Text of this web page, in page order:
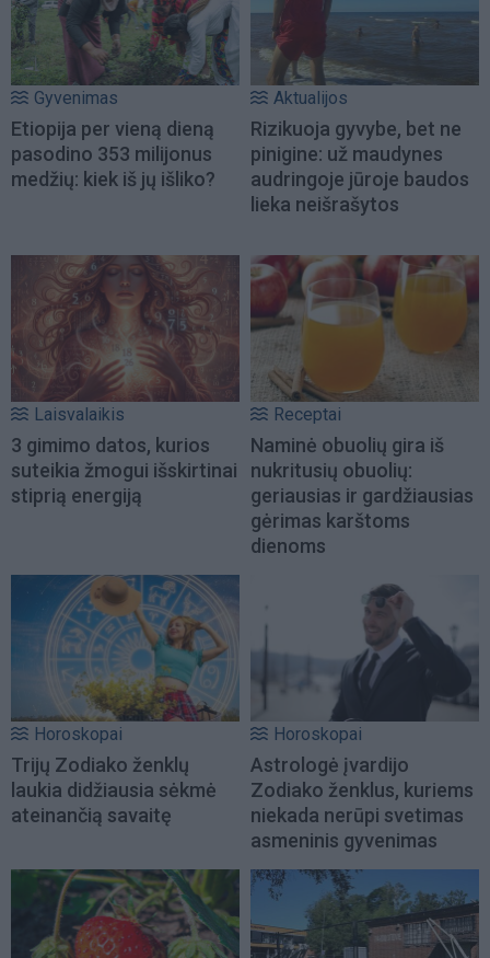
Gyvenimas
Etiopija per vieną dieną
pasodino 353 milijonus
medžių: kiek iš jų išliko?
Aktualijos
Rizikuoja gyvybe, bet ne
pinigine: už maudynes
audringoje jūroje baudos
lieka neišrašytos
Laisvalaikis
3 gimimo datos, kurios
suteikia žmogui išskirtinai
stiprią energiją
Receptai
Naminė obuolių gira iš
nukritusių obuolių:
geriausias ir gardžiausias
gėrimas karštoms
dienoms
Horoskopai
Trijų Zodiako ženklų
laukia didžiausia sėkmė
ateinančią savaitę
Horoskopai
Astrologė įvardijo
Zodiako ženklus, kuriems
niekada nerūpi svetimas
asmeninis gyvenimas